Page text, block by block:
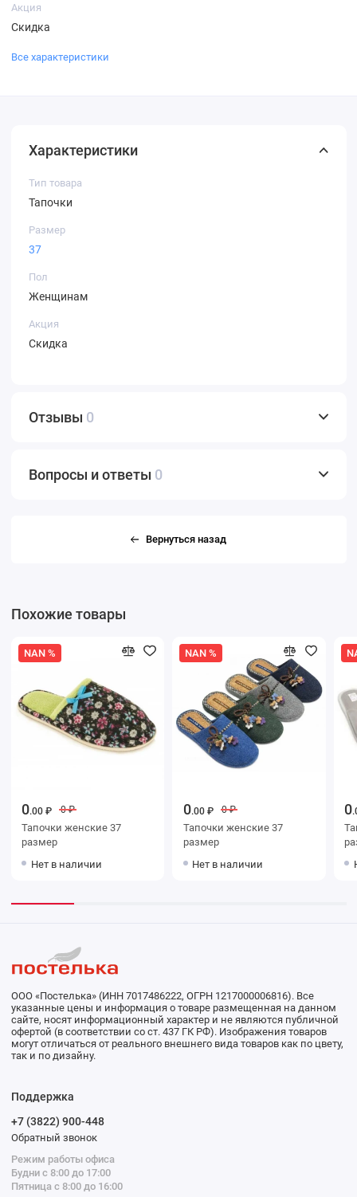
Акция
Скидка
Все характеристики
Характеристики
Тип товара
Тапочки
Размер
37
Пол
Женщинам
Акция
Скидка
Отзывы 0
Вопросы и ответы 0
Вернуться назад
Похожие товары
NAN %
0.00 ₽ 0 ₽
Тапочки женские 37
размер
Нет в наличии
NAN %
0.00 ₽ 0 ₽
Тапочки женские 37
размер
Нет в наличии
0
ООО «Постелька» (ИНН 7017486222, ОГРН 1217000006816). Все
указанные цены и информация о товаре размещенная на данном
сайте, носят информационный характер и не являются публичной
офертой (в соответствии со ст. 437 ГК РФ). Изображения товаров
могут отличаться от реального внешнего вида товаров как по цвету,
так и по дизайну.
Поддержка
+7 (3822) 900-448
Обратный звонок
Режим работы офиса
Будни с 8:00 до 17:00
Пятница с 8:00 до 16:00